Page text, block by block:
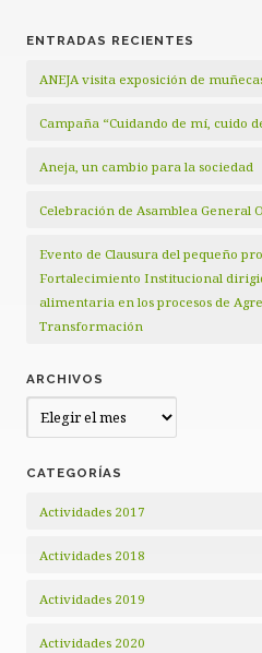
ENTRADAS RECIENTES
ANEJA visita exposición de
Campaña “Cuidando de mí, cuido
Aneja, un cambio para la sociedad
Celebración de Asamblea General
Evento de Clausura del pequeño
Fortalecimiento Institucional
alimentaria en los procesos de
Transformación
ARCHIVOS
Archivos
CATEGORÍAS
Actividades 2017
Actividades 2018
Actividades 2019
Actividades 2020